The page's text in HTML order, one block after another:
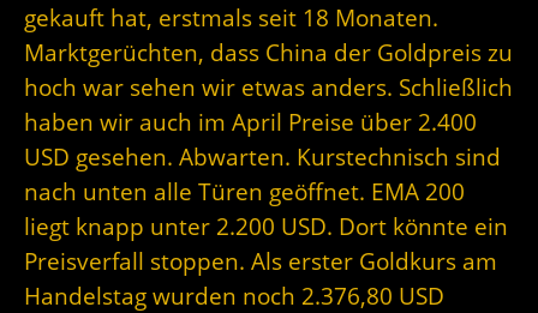
gekauft hat, erstmals seit 18 Monaten.
Marktgerüchten, dass China der Goldpreis zu
hoch war sehen wir etwas anders. Schließlich
haben wir auch im April Preise über 2.400
USD gesehen. Abwarten. Kurstechnisch sind
nach unten alle Türen geöffnet. EMA 200
liegt knapp unter 2.200 USD. Dort könnte ein
Preisverfall stoppen. Als erster Goldkurs am
Handelstag wurden noch 2.376,80 USD